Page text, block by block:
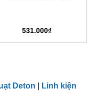
531.000₫
Deton
Linh kiện